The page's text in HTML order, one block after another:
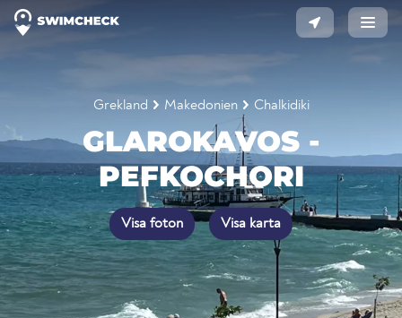
Grekland Makedonien Chalkidiki
GLAROKAVOS -
PEFKOCHORI
Visa foton Visa karta